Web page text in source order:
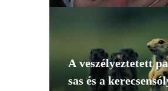
A veszélyeztetett
sas és a